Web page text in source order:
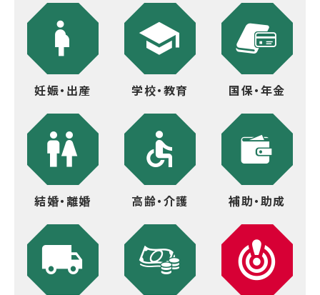
妊娠・出産 学校・教育 国保・年金
結婚・離婚 高齢・介護 補助・助成